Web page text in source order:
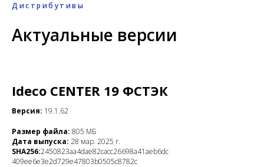
Дистрибутивы
Актуальные версии
Ideco СENTER 19 ФСТЭК
Версия: 19.1.62
Размер файла: 805 МБ
Дата выпуска: 28 мар. 2025 г.
SHA256:2450823aa4dae82cacc26698a41aeb6dc
409ee6e3e2d729e47803b0505c8782c